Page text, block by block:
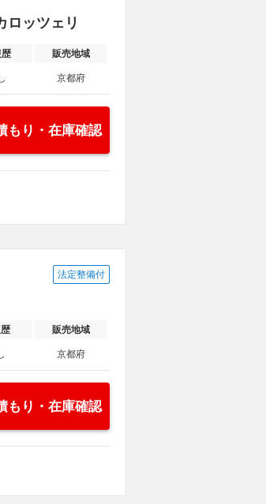
ロッツェリ
販売地域
京都府
もり・在庫確認
法定整備付
販売地域
京都府
もり・在庫確認